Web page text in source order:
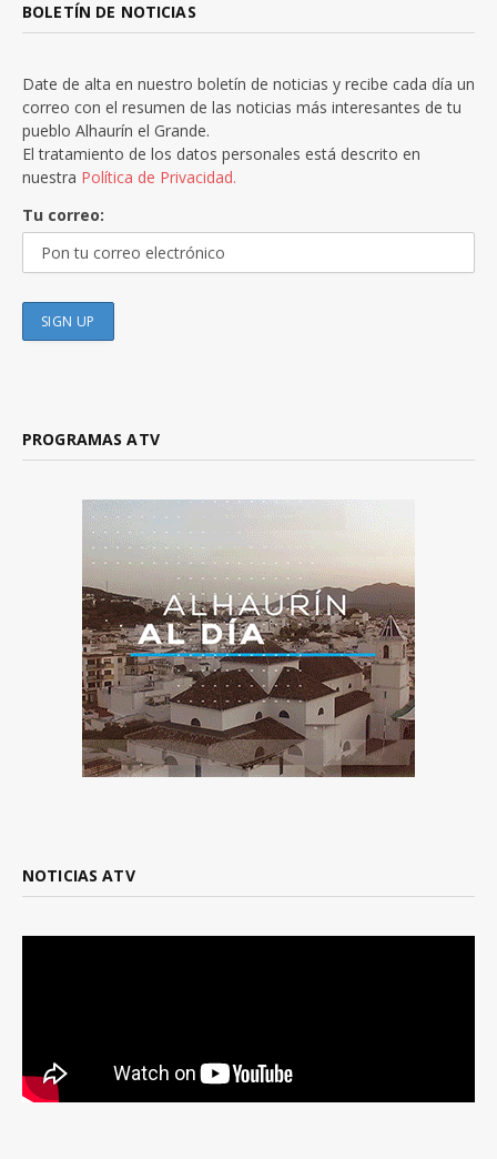
BOLETÍN DE NOTICIAS
Date de alta en nuestro boletín de noticias y recibe cada día un
correo con el resumen de las noticias más interesantes de tu
pueblo Alhaurín el Grande.
El tratamiento de los datos personales está descrito en
nuestra Política de Privacidad.
Tu correo:
PROGRAMAS ATV
NOTICIAS ATV